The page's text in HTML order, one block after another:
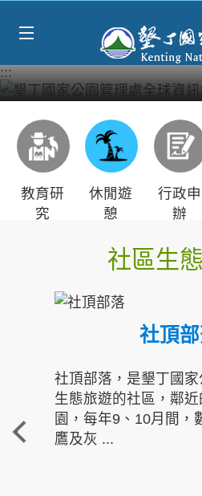
:::
教育研
究
休閒遊
憩
行政申
辦
社區生
社頂
社頂部落，是墾丁國
生態旅遊的社區，鄰
園，每年9、10月間，
鷹及灰 ...